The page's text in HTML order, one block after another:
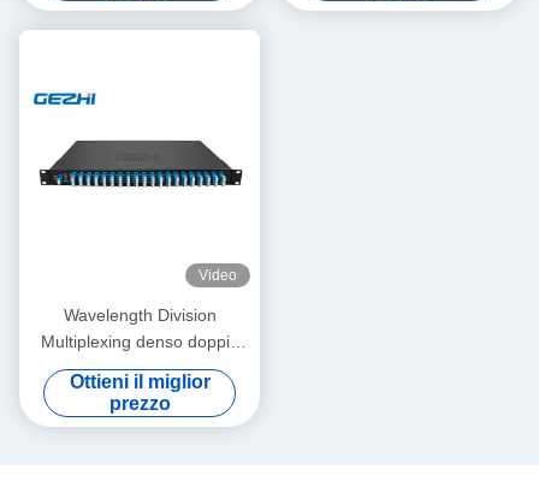
Video
Wavelength Division
Multiplexing denso doppio
della fibra 40CH DWDM
Ottieni il miglior
prezzo